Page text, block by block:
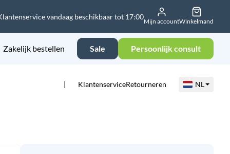
vandaag beschikbaar tot 17:00
Mijn accountWinkelmand
Zakelijk bestellen Sale Persoonlijk consult
KlantenserviceRetourneren NL